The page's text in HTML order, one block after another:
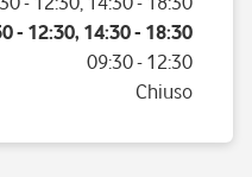
- 12:30, 14:30- 18:30
09:30- 12:30
Chiuso